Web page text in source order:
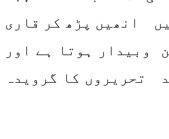
انھیں پڑھ کر قاری
وبیدار ہوتا ہے اور
تحریروں کا گرویدہ